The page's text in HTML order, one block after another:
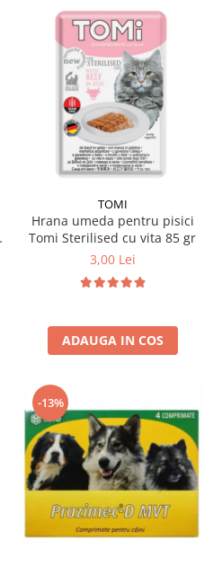
TOMI
Hrana umeda pentru pisici
Tomi Sterilised cu vita 85 gr
3,00 Lei
ADAUGA IN COS
-13%